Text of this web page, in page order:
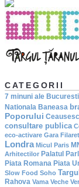
CATEGORII
7 minuni ale
Nationala Baneasa
Poporului
consultare publica
eco-activare Gara Filaret
Londra Micul Paris
Arhitectilor Palatul
Piata Romana Piata
Slow Food Soho
Rahova Vama Veche